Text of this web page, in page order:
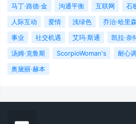
马丁·路德·金
沟通平衡 互联网 石
人际互动
爱情 浅绿色 乔治·哈里森
事业
社交机遇 艾玛·斯通 凯拉·奈
汤姆·克鲁斯
ScorpioWoman's 耐心
奥黛丽·赫本